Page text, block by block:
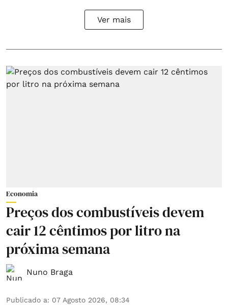
Ver mais
Economia
Preços dos combustíveis devem
cair 12 cêntimos por litro na
próxima semana
Nuno Braga
Publicado a: 07 Agosto 2026, 08:34